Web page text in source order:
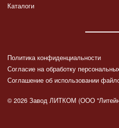
Каталоги
Политика конфиденциальности
Согласие на обработку
Соглашение об использовании
© 2026 Завод ЛИТКОМ (ООО